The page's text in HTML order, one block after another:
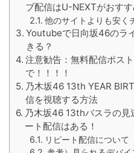
ブ配信はU-NEXTがおす
他のサイトよりも安く
Youtubeで日向坂46のラ
きる？
注意勧告：無料配信ポス
で！！！！
乃木坂46 13th YEAR
信を視聴する方法
乃木坂46 13thバスラの見
ート配信はある！
リピート配信について